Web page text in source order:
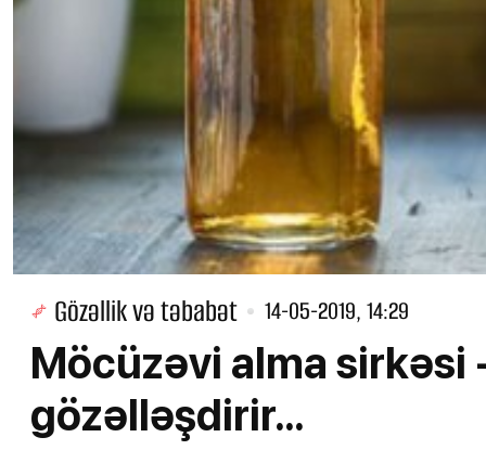
Gözəllik və təbabət 14-05-2019, 14:29
Möcüzəvi alma sirkəsi
gözəlləşdirir...